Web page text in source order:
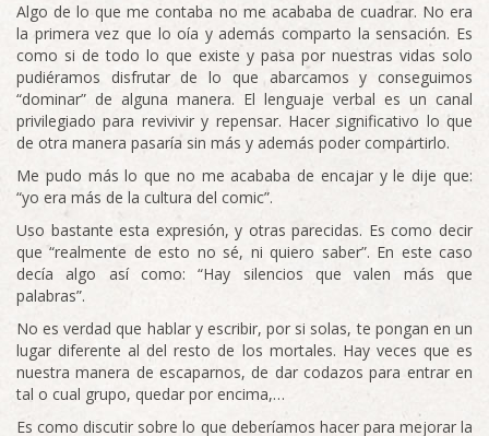
Algo de lo que me contaba no me acababa de cuadrar. No era
la primera vez que lo oía y además comparto la sensación. Es
como si de todo lo que existe y pasa por nuestras vidas solo
pudiéramos disfrutar de lo que abarcamos y conseguimos
“dominar” de alguna manera. El lenguaje verbal es un canal
privilegiado para revivivir y repensar. Hacer significativo lo que
de otra manera pasaría sin más y además poder compartirlo.
Me pudo más lo que no me acababa de encajar y le dije que:
“yo era más de la cultura del comic”.
Uso bastante esta expresión, y otras parecidas. Es como decir
que “realmente de esto no sé, ni quiero saber”. En este caso
decía algo así como: “Hay silencios que valen más que
palabras”.
No es verdad que hablar y escribir, por si solas, te pongan en un
lugar diferente al del resto de los mortales. Hay veces que es
nuestra manera de escaparnos, de dar codazos para entrar en
tal o cual grupo, quedar por encima,…
Es como discutir sobre lo que deberíamos hacer para mejorar la